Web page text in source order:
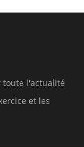
toute l'actualité
et les